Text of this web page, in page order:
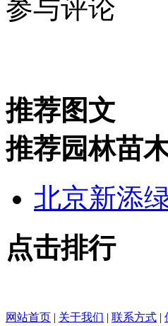
参与评论
推荐图文
推荐园林苗
北京新添
点击排行
网站首页 | 关于我们 | 联系方式 |